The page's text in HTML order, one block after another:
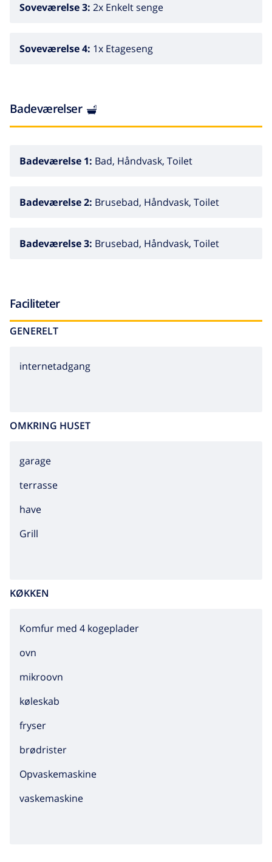
Soveværelse 3: 2x Enkelt senge
Soveværelse 4: 1x Etageseng
Badeværelser
Badeværelse 1: Bad, Håndvask, Toilet
Badeværelse 2: Brusebad, Håndvask, Toilet
Badeværelse 3: Brusebad, Håndvask, Toilet
Faciliteter
GENERELT
internetadgang
OMKRING HUSET
garage
terrasse
have
grill
KØKKEN
Komfur med 4 kogeplader
ovn
mikroovn
køleskab
fryser
brødrister
Opvaskemaskine
vaskemaskine